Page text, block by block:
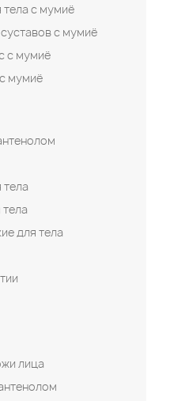
с мумиё
с мумиё
с мумиё
мумиё
для тела
лица